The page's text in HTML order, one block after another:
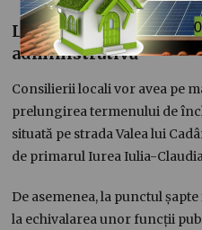
Locuințe sociale și
administrativă
Consilierii locali vor avea pe
prelungirea termenului de
situată pe strada Valea lui
de primarul Iurea Iulia-
De asemenea, la punctul
la echivalarea unor funcții